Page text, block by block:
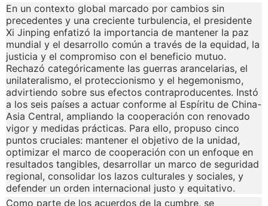
En un contexto global marcado por cambios sin
precedentes y una creciente turbulencia, el presidente
Xi Jinping enfatizó la importancia de mantener la paz
mundial y el desarrollo común a través de la equidad, la
justicia y el compromiso con el beneficio mutuo.
Rechazó categóricamente las guerras arancelarias, el
unilateralismo, el proteccionismo y el hegemonismo,
advirtiendo sobre sus efectos contraproducentes. Instó
a los seis países a actuar conforme al Espíritu de China-
Asia Central, ampliando la cooperación con renovado
vigor y medidas prácticas. Para ello, propuso cinco
puntos cruciales: mantener el objetivo de la unidad,
optimizar el marco de cooperación con un enfoque en
resultados tangibles, desarrollar un marco de seguridad
regional, consolidar los lazos culturales y sociales, y
defender un orden internacional justo y equitativo.
Como parte de los acuerdos de la cumbre, se